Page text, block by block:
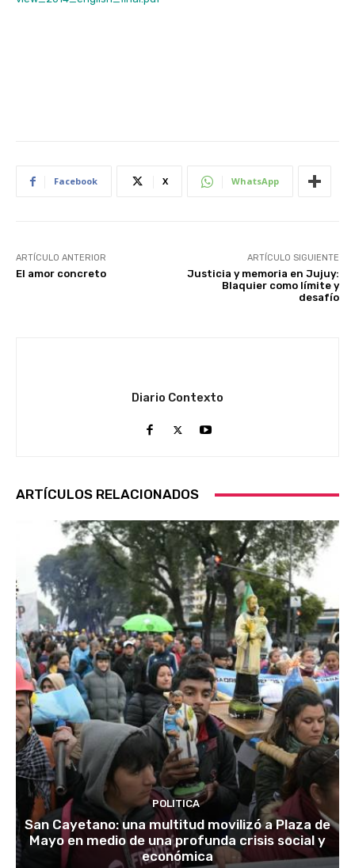
Facebook X WhatsApp
ARTÍCULO ANTERIOR
El amor concreto
ARTÍCULO SIGUIENTE
Justicia y memoria en Jujuy:
Blaquier como límite y
desafío
Diario Contexto
ARTÍCULOS RELACIONADOS
POLITICA
San Cayetano: una multitud movilizó a Plaza de
Mayo en medio de una profunda crisis social y
económica